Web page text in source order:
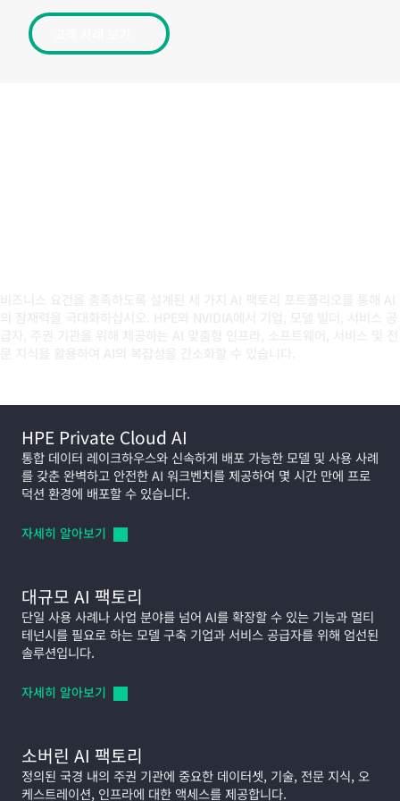
비즈니스 요건을 충족하도록 설계된 세 가지 AI 팩토리 포트폴리오를 통해 AI
의 잠재력을 극대화하십시오. HPE와 NVIDIA에서 기업, 모델 빌더, 서비스 공
급자, 주권 기관을 위해 제공하는 AI 맞춤형 인프라, 소프트웨어, 서비스 및 전
문 지식을 활용하여 AI의 복잡성을 간소화할 수 있습니다.
HPE Private Cloud AI
통합 데이터 레이크하우스와 신속하게 배포 가능한 모델 및 사용 사례
를 갖춘 완벽하고 안전한 AI 워크벤치를 제공하여 몇 시간 만에 프로
덕션 환경에 배포할 수 있습니다.
자세히 알아보기
대규모 AI 팩토리
단일 사용 사례나 사업 분야를 넘어 AI를 확장할 수 있는 기능과 멀티
테넌시를 필요로 하는 모델 구축 기업과 서비스 공급자를 위해 엄선된
솔루션입니다.
자세히 알아보기
소버린 AI 팩토리
정의된 국경 내의 주권 기관에 중요한 데이터셋, 기술, 전문 지식, 오
케스트레이션, 인프라에 대한 액세스를 제공합니다.